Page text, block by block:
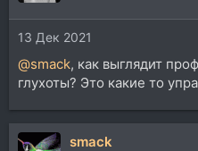
13 Дек 2021
@smack, как выглядит
глухоты? Это какие то
smack